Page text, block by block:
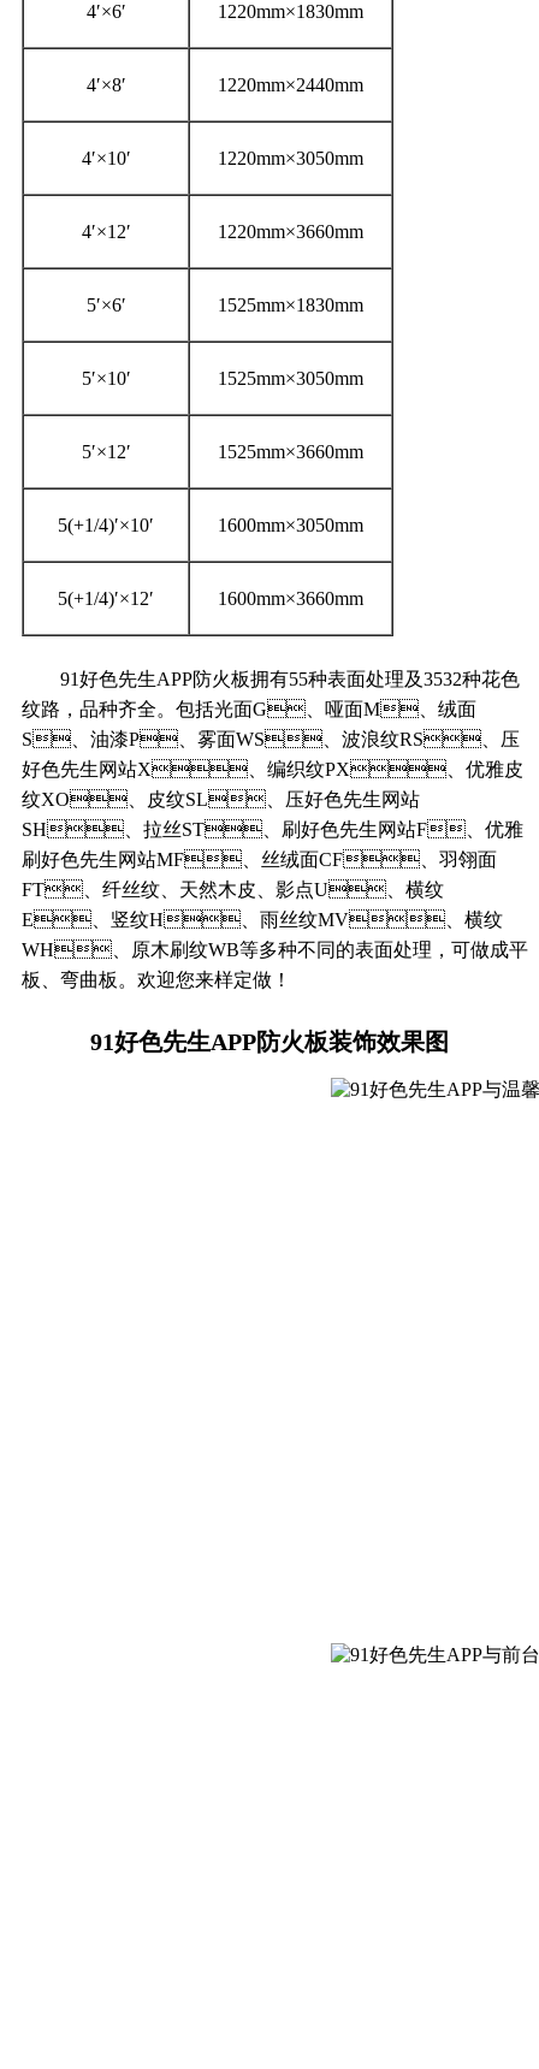
4′×6′ 1220mm×1830mm
4′×8′ 1220mm×2440mm
4′×10′ 1220mm×3050mm
4′×12′ 1220mm×3660mm
5′×6′ 1525mm×1830mm
5′×10′ 1525mm×3050mm
5′×12′ 1525mm×3660mm
5(+1/4)′×10′ 1600mm×3050mm
5(+1/4)′×12′ 1600mm×3660mm
91好色先生APP防火板拥有55种表面处理及3532种花色
纹路，品种齐全。包括光面G、哑面M、绒面
S、油漆P、雾面WS、波浪纹RS、压
好色先生网站X、编织纹PX、优雅皮
纹XO、皮纹SL、压好色先生网站
SH、拉丝ST、刷好色先生网站F、优雅
刷好色先生网站MF、丝绒面CF、羽翎面
FT、纤丝纹、天然木皮、影点U、横纹
E、竖纹H、雨丝纹MV、横纹
WH、原木刷纹WB等多种不同的表面处理，可做成平
板、弯曲板。欢迎您来样定做！
91好色先生APP防火板装饰效果图